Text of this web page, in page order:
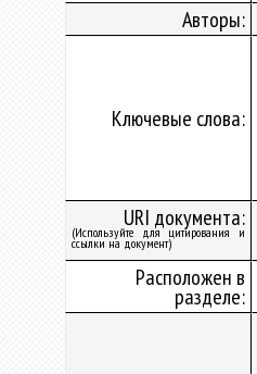
Авторы:
Ключевые слова:
URI документа:
(Используйте для цитирования и
ссылки на документ)
Расположен в
разделе: